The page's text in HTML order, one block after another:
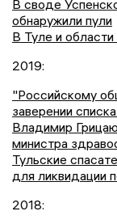
В своде
обнаружили пули
В Туле и
2019:
"Российскому
заверении
Владимир
министра
Тульские
для ликвидации
2018: